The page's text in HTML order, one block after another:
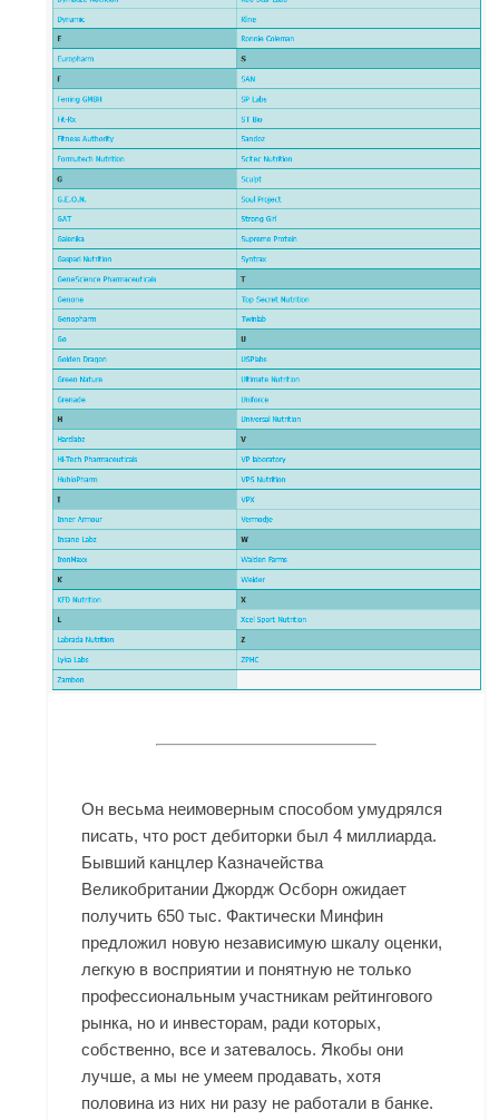
Он весьма неимоверным способом умудрялся
писать, что рост дебиторки был 4 миллиарда.
Бывший канцлер Казначейства
Великобритании Джордж Осборн ожидает
получить 650 тыс. Фактически Минфин
предложил новую независимую шкалу оценки,
легкую в восприятии и понятную не только
профессиональным участникам рейтингового
рынка, но и инвесторам, ради которых,
собственно, все и затевалось. Якобы они
лучше, а мы не умеем продавать, хотя
половина из них ни разу не работали в банке.